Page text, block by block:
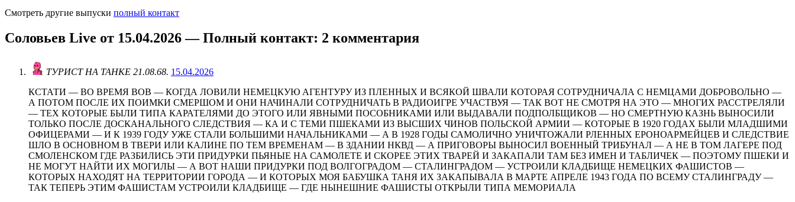
Смотреть другие выпуски полный контакт
Соловьев Live от 15.04.2026 — Полный контакт: 2 комментария
ТУРИСТ НА ТАНКЕ 21.08.68. 15.04.2026
КСТАТИ — ВО ВРЕМЯ ВОВ — КОГДА ЛОВИЛИ НЕМЕЦКУЮ АГЕНТУРУ ИЗ ПЛЕННЫХ И ВСЯКОЙ ШВАЛИ КОТОРАЯ СОТРУДНИЧАЛА С НЕМЦАМИ ДОБРОВОЛЬНО —
А ПОТОМ ПОСЛЕ ИХ ПОИМКИ СМЕРШОМ И ОНИ НАЧИНАЛИ СОТРУДНИЧАТЬ В РАДИОИГРЕ УЧАСТВУЯ — ТАК ВОТ НЕ СМОТРЯ НА ЭТО — МНОГИХ РАССТРЕЛЯЛИ
— ТЕХ КОТОРЫЕ БЫЛИ ТИПА КАРАТЕЛЯМИ ДО ЭТОГО ИЛИ ЯВНЫМИ ПОСОБНИКАМИ ИЛИ ВЫДАВАЛИ ПОДПОЛБЩИКОВ — НО СМЕРТНУЮ КАЗНЬ ВЫНОСИЛИ
ТОЛЬКО ПОСЛЕ ДОСКАНАЛЬНОГО СЛЕДСТВИЯ — КА И С ТЕМИ ПШЕКАМИ ИЗ ВЫСШИХ ЧИНОВ ПОЛЬСКОЙ АРМИИ — КОТОРЫЕ В 1920 ГОДАХ БЫЛИ МЛАДШИМИ
ОФИЦЕРАМИ — И К 1939 ГОДУ УЖЕ СТАЛИ БОЛЬШИМИ НАЧАЛЬНИКАМИ — А В 1928 ГОДЫ САМОЛИЧНО УНИЧТОЖАЛИ РЛЕННЫХ ЕРОНОАРМЕЙЦЕВ И СЛЕДСТВИЕ
ШЛО В ОСНОВНОМ В ТВЕРИ ИЛИ КАЛИНЕ ПО ТЕМ ВРЕМЕНАМ — В ЗДАНИИ НКВД — А ПРИГОВОРЫ ВЫНОСИЛ ВОЕННЫЙ ТРИБУНАЛ — А НЕ В ТОМ ЛАГЕРЕ ПОД
СМОЛЕНСКОМ ГДЕ РАЗБИЛИСЬ ЭТИ ПРИДУРКИ ПЬЯНЫЕ НА САМОЛЕТЕ И СКОРЕЕ ЭТИХ ТВАРЕЙ И ЗАКАПАЛИ ТАМ БЕЗ ИМЕН И ТАБЛИЧЕК — ПОЭТОМУ ПШЕКИ И
НЕ МОГУТ НАЙТИ ИХ МОГИЛЫ — А ВОТ НАШИ ПРИДУРКИ ПОД ВОЛГОГРАДОМ — СТАЛИНГРАДОМ — УСТРОИЛИ КЛАДБИЩЕ НЕМЕЦКИХ ФАШИСТОВ —
КОТОРЫХ НАХОДЯТ НА ТЕРРИТОРИИ ГОРОДА — И КОТОРЫХ МОЯ БАБУШКА ТАНЯ ИХ ЗАКАПЫВАЛА В МАРТЕ АПРЕЛЕ 1943 ГОДА ПО ВСЕМУ СТАЛИНГРАДУ —
ТАК ТЕПЕРЬ ЭТИМ ФАШИСТАМ УСТРОИЛИ КЛАДБИЩЕ — ГДЕ НЫНЕШНИЕ ФАШИСТЫ ОТКРЫЛИ ТИПА МЕМОРИАЛА